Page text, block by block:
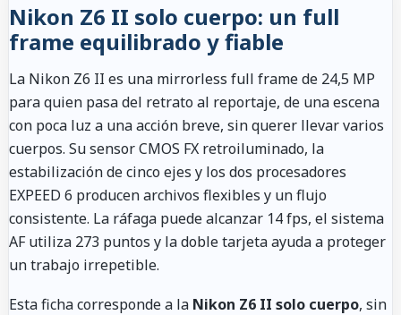
Nikon Z6 II solo cuerpo: un full
frame equilibrado y fiable
La Nikon Z6 II es una mirrorless full frame de 24,5 MP
para quien pasa del retrato al reportaje, de una escena
con poca luz a una acción breve, sin querer llevar varios
cuerpos. Su sensor CMOS FX retroiluminado, la
estabilización de cinco ejes y los dos procesadores
EXPEED 6 producen archivos flexibles y un flujo
consistente. La ráfaga puede alcanzar 14 fps, el sistema
AF utiliza 273 puntos y la doble tarjeta ayuda a proteger
un trabajo irrepetible.
Esta ficha corresponde a la Nikon Z6 II solo cuerpo, sin